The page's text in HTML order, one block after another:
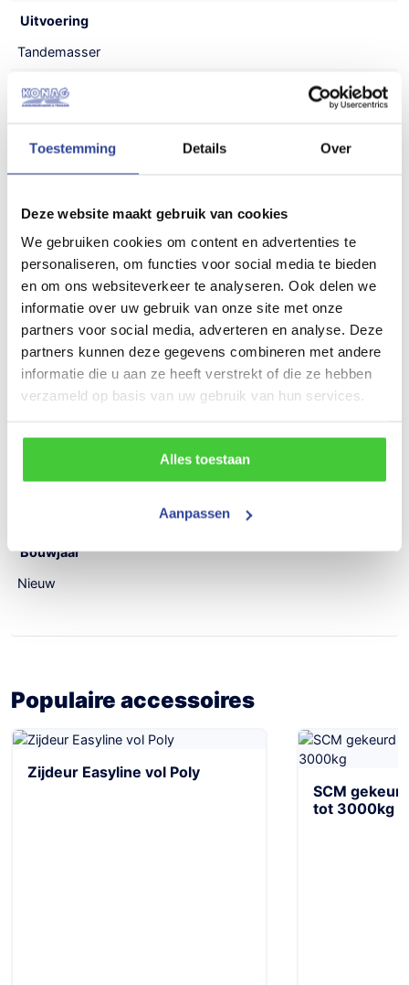
Toestemming Details Over
Deze website maakt gebruik van cookies
We gebruiken cookies om content en advertenties te
personaliseren, om functies voor social media te bieden
en om ons websiteverkeer te analyseren. Ook delen we
informatie over uw gebruik van onze site met onze
partners voor social media, adverteren en analyse. Deze
partners kunnen deze gegevens combineren met andere
informatie die u aan ze heeft verstrekt of die ze hebben
verzameld op basis van uw gebruik van hun services.
Alles toestaan
Aanpassen
Uitvoering
Tandemasser
Laadvloerhoogte
Maatvoering (inwendig)
Maatvoering (uitwendig)
435x212x235 cm (LxBxH)
Gewicht
625 kg
Draagvermogen (bruto)
2000 kg
Aantal assen
Bouwjaar
Nieuw
Populaire accessoires
Zijdeur Easyline vol Poly
SCM
tot 3000kg